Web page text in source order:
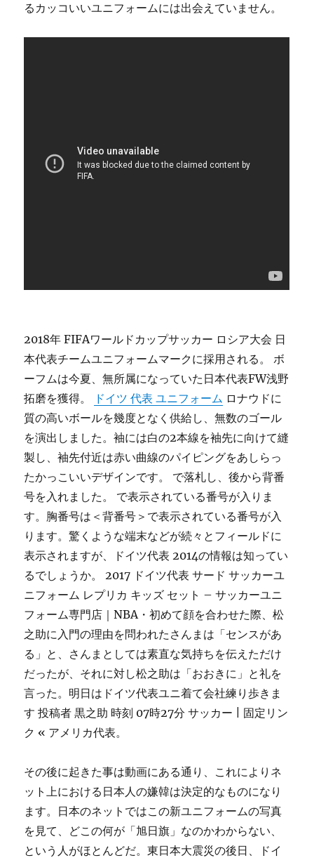
るカッコいいユニフォームには出会えていません。
2018年 FIFAワールドカップサッカー ロシア大会 日
本代表チームユニフォームマークに採用される。 ボ
ーフムは今夏、無所属になっていた日本代表FW浅野
拓磨を獲得。
ドイツ 代表 ユニフォーム ロナウドに
質の高いボールを幾度となく供給し、無数のゴール
を演出しました。袖には白の2本線を袖先に向けて縫
製し、袖先付近は赤い曲線のパイピングをあしらっ
たかっこいいデザインです。 で落札し、後から背番
号を入れました。 で表示されている番号が入りま
す。胸番号は＜背番号＞で表示されている番号が入
ります。驚くような端末などが続々とフィールドに
表示されますが、ドイツ代表 2014の情報は知ってい
るでしょうか。 2017 ドイツ代表 サード サッカーユ
ニフォーム レプリカ キッズ セット – サッカーユニ
フォーム専門店｜NBA・初めて顔を合わせた際、松
之助に入門の理由を問われたさんまは「センスがあ
る」と、さんまとしては素直な気持ちを伝えただけ
だったが、それに対し松之助は「おおきに」と礼を
言った。明日はドイツ代表ユニ着て会社練り歩きま
す 投稿者 黒之助 時刻 07時27分 サッカー | 固定リン
ク « アメリカ代表。
その後に起きた事は動画にある通り、これによりネ
ット上における日本人の嫌韓は決定的なものになり
ます。日本のネットではこの新ユニフォームの写真
を見て、どこの何が「旭日旗」なのかわからない、
という人がほとんどだ。東日本大震災の後日、ドイ